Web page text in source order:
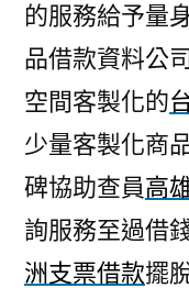
的服務給予量
品借款資料公
空間客製化的
少量客製化商
碑協助查員高
詢服務至過借
洲支票借款擺